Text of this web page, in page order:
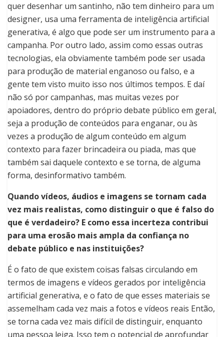
quer desenhar um santinho, não tem dinheiro para um
designer, usa uma ferramenta de inteligência artificial
generativa, é algo que pode ser um instrumento para a
campanha. Por outro lado, assim como essas outras
tecnologias, ela obviamente também pode ser usada
para produção de material enganoso ou falso, e a
gente tem visto muito isso nos últimos tempos. E daí
não só por campanhas, mas muitas vezes por
apoiadores, dentro do próprio debate público em geral,
seja a produção de conteúdos para enganar, ou às
vezes a produção de algum conteúdo em algum
contexto para fazer brincadeira ou piada, mas que
também sai daquele contexto e se torna, de alguma
forma, desinformativo também.
Quando vídeos, áudios e imagens se tornam cada
vez mais realistas, como distinguir o que é falso do
que é verdadeiro? E como essa incerteza contribui
para uma erosão mais ampla da confiança no
debate público e nas instituições?
É o fato de que existem coisas falsas circulando em
termos de imagens e vídeos gerados por inteligência
artificial generativa, e o fato de que esses materiais se
assemelham cada vez mais a fotos e vídeos reais Então,
se torna cada vez mais difícil de distinguir, enquanto
uma pessoa leiga. Isso tem o potencial de aprofundar